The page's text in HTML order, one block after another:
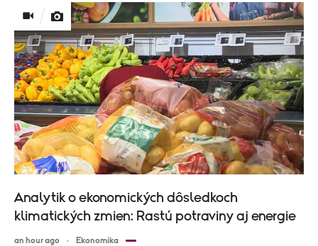
Analytik o ekonomických dôsledkoch
klimatických zmien: Rastú potraviny aj energie
an hour ago Ekonomika